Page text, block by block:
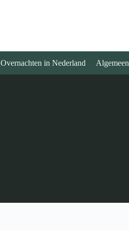
Overnachten in Nederland Algemeen